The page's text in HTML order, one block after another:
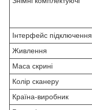
Інтерфейс підключення
Живлення
Маса скрині
Колір сканеру
Країна-виробник